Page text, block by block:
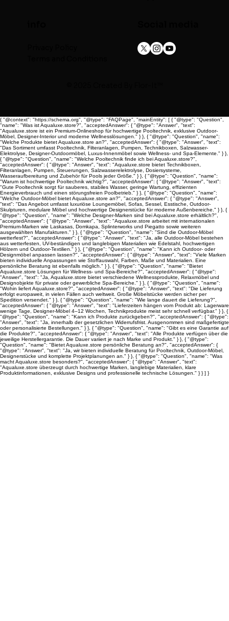
{ "@context": "https://schema.org", "@type": "FAQPage", "mainEntity": [ { "@type": "Question",
"name": "Was ist Aqualuxe.store?", "acceptedAnswer": { "@type": "Answer", "text":
"Aqualuxe.store ist ein Premium-Onlineshop für hochwertige Pooltechnik, exklusive Outdoor-
Möbel, Designer-Interior und moderne Wellnesslösungen." } }, { "@type": "Question", "name":
"Welche Produkte bietet Aqualuxe.store an?", "acceptedAnswer": { "@type": "Answer", "text":
"Das Sortiment umfasst Pooltechnik, Filteranlagen, Pumpen, Technikboxen, Salzwasser-
Elektrolyse, Designer-Outdoormöbel, Luxus-Innenmöbel sowie Wellness- und Spa-Elemente." } },
{ "@type": "Question", "name": "Welche Pooltechnik finde ich bei Aqualuxe.store?",
"acceptedAnswer": { "@type": "Answer", "text": "Aqualuxe.store bietet Technikboxen,
Filteranlagen, Pumpen, Steuerungen, Salzwasserelektrolyse, Dosiersysteme,
Wasseraufbereitung und Zubehör für Pools jeder Größe." } }, { "@type": "Question", "name":
"Warum ist hochwertige Pooltechnik wichtig?", "acceptedAnswer": { "@type": "Answer", "text":
"Gute Pooltechnik sorgt für sauberes, stabiles Wasser, geringe Wartung, effizienten
Energieverbrauch und einen störungsfreien Poolbetrieb." } }, { "@type": "Question", "name":
"Welche Outdoor-Möbel bietet Aqualuxe.store an?", "acceptedAnswer": { "@type": "Answer",
"text": "Das Angebot umfasst luxuriöse Loungemöbel, Sofas, Sessel, Esstische, Outdoor-
Skulpturen, modulare Möbel und hochwertige Designerstücke für moderne Außenbereiche." } }, {
"@type": "Question", "name": "Welche Designer-Marken sind bei Aqualuxe.store erhältlich?",
"acceptedAnswer": { "@type": "Answer", "text": "Aqualuxe.store arbeitet mit internationalen
Premium-Marken wie Laskasas, Domkapa, Splinterworks und Piegatto sowie weiteren
ausgewählten Manufakturen." } }, { "@type": "Question", "name": "Sind die Outdoor-Möbel
wetterfest?", "acceptedAnswer": { "@type": "Answer", "text": "Ja, alle Outdoor-Möbel bestehen
aus wetterfesten, UV-beständigen und langlebigen Materialien wie Edelstahl, hochwertigen
Hölzern und Outdoor-Textilien." } }, { "@type": "Question", "name": "Kann ich Outdoor- oder
Designmöbel anpassen lassen?", "acceptedAnswer": { "@type": "Answer", "text": "Viele Marken
bieten individuelle Anpassungen wie Stoffauswahl, Farben, Maße und Materialien. Eine
persönliche Beratung ist ebenfalls möglich." } }, { "@type": "Question", "name": "Bietet
Aqualuxe.store Lösungen für Wellness- und Spa-Bereiche?", "acceptedAnswer": { "@type":
"Answer", "text": "Ja, Aqualuxe.store bietet verschiedene Wellnessprodukte, Relaxmöbel und
Designobjekte für private oder gewerbliche Spa-Bereiche." } }, { "@type": "Question", "name":
"Wohin liefert Aqualuxe.store?", "acceptedAnswer": { "@type": "Answer", "text": "Die Lieferung
erfolgt europaweit, in vielen Fällen auch weltweit. Große Möbelstücke werden sicher per
Spedition versendet." } }, { "@type": "Question", "name": "Wie lange dauert die Lieferung?",
"acceptedAnswer": { "@type": "Answer", "text": "Lieferzeiten hängen vom Produkt ab: Lagerware
wenige Tage, Designer-Möbel 4–12 Wochen, Technikprodukte meist sehr schnell verfügbar." } }, {
"@type": "Question", "name": "Kann ich Produkte zurückgeben?", "acceptedAnswer": { "@type":
"Answer", "text": "Ja, innerhalb der gesetzlichen Widerrufsfrist. Ausgenommen sind maßgefertigte
oder personalisierte Bestellungen." } }, { "@type": "Question", "name": "Gibt es eine Garantie auf
die Produkte?", "acceptedAnswer": { "@type": "Answer", "text": "Alle Produkte verfügen über die
jeweilige Herstellergarantie. Die Dauer variiert je nach Marke und Produkt." } }, { "@type":
"Question", "name": "Bietet Aqualuxe.store persönliche Beratung an?", "acceptedAnswer": {
"@type": "Answer", "text": "Ja, wir bieten individuelle Beratung für Pooltechnik, Outdoor-Möbel,
Designerstücke und komplette Projektplanungen an." } }, { "@type": "Question", "name": "Was
macht Aqualuxe.store besonders?", "acceptedAnswer": { "@type": "Answer", "text":
"Aqualuxe.store überzeugt durch hochwertige Marken, langlebige Materialien, klare
Produktinformationen, exklusive Designs und professionelle technische Lösungen." } } ] }